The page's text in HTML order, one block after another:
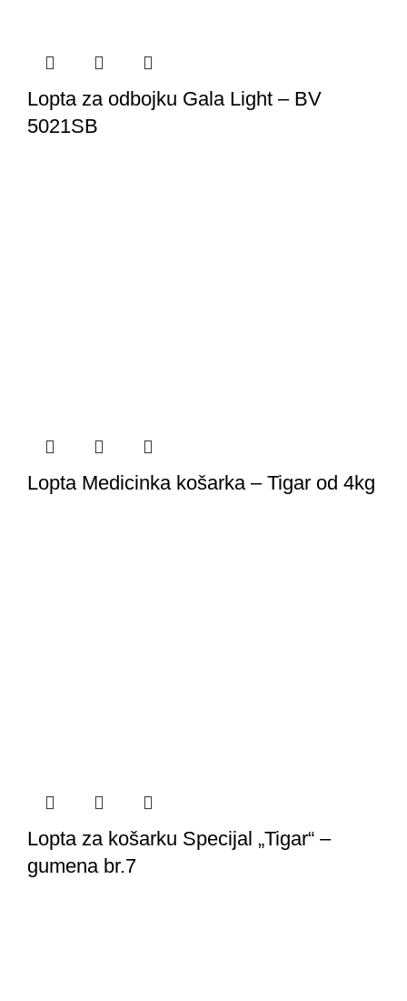
Lopta za odbojku Gala Light – BV
5021SB
Lopta Medicinka košarka – Tigar od 4kg
Lopta za košarku Specijal „Tigar“ –
gumena br.7